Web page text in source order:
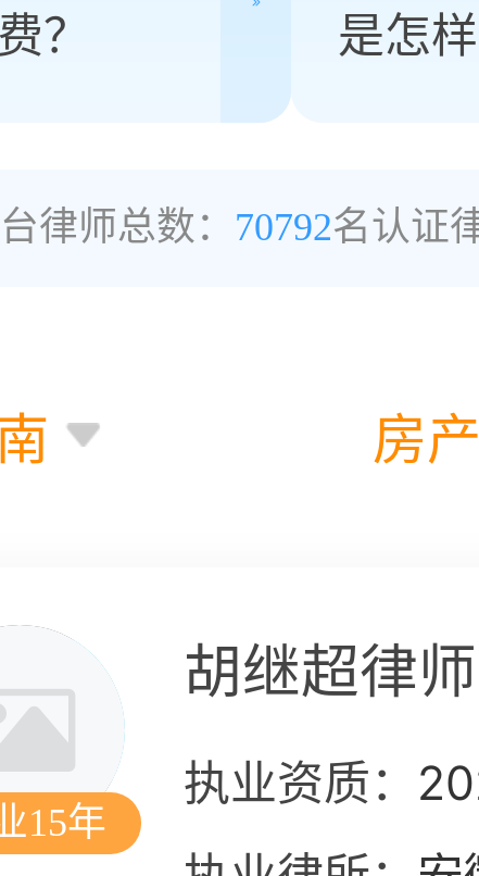
？
是怎样
律师总数： 70792名认证
房
15年
胡继超律师
执业资质：